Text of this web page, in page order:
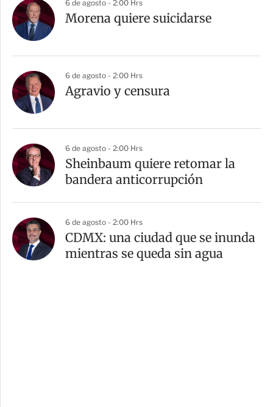
6 de agosto - 2:00 Hrs
Morena quiere suicidarse
6 de agosto - 2:00 Hrs
Agravio y censura
6 de agosto - 2:00 Hrs
Sheinbaum quiere retomar la
bandera anticorrupción
6 de agosto - 2:00 Hrs
CDMX: una ciudad que se inunda
mientras se queda sin agua